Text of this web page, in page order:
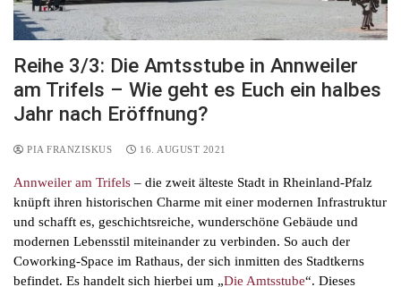
Reihe 3/3: Die Amtsstube in Annweiler
am Trifels – Wie geht es Euch ein halbes
Jahr nach Eröffnung?
PIA FRANZISKUS 16. AUGUST 2021
Annweiler am Trifels – die zweit älteste Stadt in Rheinland-Pfalz
knüpft ihren historischen Charme mit einer modernen Infrastruktur
und schafft es, geschichtsreiche, wunderschöne Gebäude und
modernen Lebensstil miteinander zu verbinden. So auch der
Coworking-Space im Rathaus, der sich inmitten des Stadtkerns
befindet. Es handelt sich hierbei um „Die Amtsstube“. Dieses